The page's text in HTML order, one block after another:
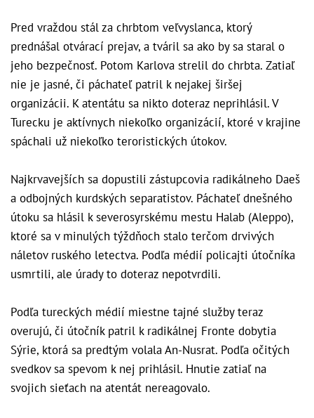
Pred vraždou stál za chrbtom veľvyslanca, ktorý
prednášal otvárací prejav, a tváril sa ako by sa staral o
jeho bezpečnosť. Potom Karlova strelil do chrbta. Zatiaľ
nie je jasné, či páchateľ patril k nejakej širšej
organizácii. K atentátu sa nikto doteraz neprihlásil. V
Turecku je aktívnych niekoľko organizácií, ktoré v krajine
spáchali už niekoľko teroristických útokov.
Najkrvavejších sa dopustili zástupcovia radikálneho Daeš
a odbojných kurdských separatistov. Páchateľ dnešného
útoku sa hlásil k severosyrskému mestu Halab (Aleppo),
ktoré sa v minulých týždňoch stalo terčom drvivých
náletov ruského letectva. Podľa médií policajti útočníka
usmrtili, ale úrady to doteraz nepotvrdili.
Podľa tureckých médií miestne tajné služby teraz
overujú, či útočník patril k radikálnej Fronte dobytia
Sýrie, ktorá sa predtým volala An-Nusrat. Podľa očitých
svedkov sa spevom k nej prihlásil. Hnutie zatiaľ na
svojich sieťach na atentát nereagovalo.